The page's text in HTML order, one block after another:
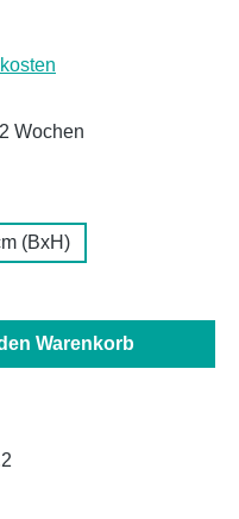
Wochen
(BxH)
gewünschten
Warenkorb